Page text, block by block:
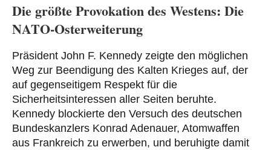
Die größte Provokation des Westens: Die
NATO-Osterweiterung
Präsident John F. Kennedy zeigte den möglichen
Weg zur Beendigung des Kalten Krieges auf, der
auf gegenseitigem Respekt für die
Sicherheitsinteressen aller Seiten beruhte.
Kennedy blockierte den Versuch des deutschen
Bundeskanzlers Konrad Adenauer, Atomwaffen
aus Frankreich zu erwerben, und beruhigte damit